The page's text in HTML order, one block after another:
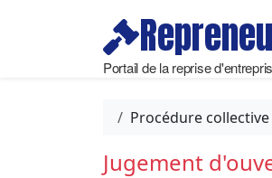
Portail de la reprise
Procédure collective
Jugement